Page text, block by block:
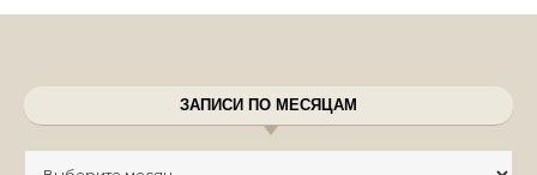
ЗАПИСИ ПО МЕСЯЦАМ